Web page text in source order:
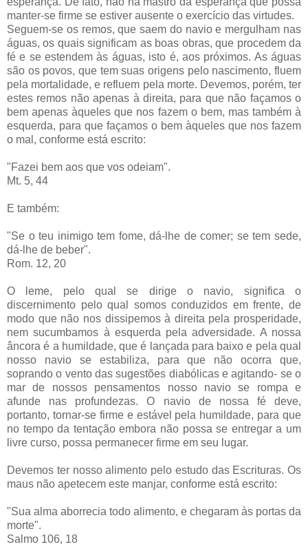
manter-se firme se estiver ausente o exercício das virtudes.
Seguem-se os remos, que saem do navio e mergulham nas
águas, os quais significam as boas obras, que procedem da
fé e se estendem às águas, isto é, aos próximos. As águas
são os povos, que tem suas origens pelo nascimento, fluem
pela mortalidade, e refluem pela morte. Devemos, porém, ter
estes remos não apenas à direita, para que não façamos o
bem apenas àqueles que nos fazem o bem, mas também à
esquerda, para que façamos o bem àqueles que nos fazem
o mal, conforme está escrito:
"Fazei bem aos que vos odeiam".
Mt. 5, 44
E também:
"Se o teu inimigo tem fome, dá-lhe de comer; se tem sede,
dá-lhe de beber".
Rom. 12, 20
O leme, pelo qual se dirige o navio, significa o
discernimento pelo qual somos conduzidos em frente, de
modo que não nos dissipemos à direita pela prosperidade,
nem sucumbamos à esquerda pela adversidade. A nossa
âncora é a humildade, que é lançada para baixo e pela qual
nosso navio se estabiliza, para que não ocorra que,
soprando o vento das sugestões diabólicas e agitando- se o
mar de nossos pensamentos nosso navio se rompa e
afunde nas profundezas. O navio de nossa fé deve,
portanto, tornar-se firme e estável pela humildade, para que
no tempo da tentação embora não possa se entregar a um
livre curso, possa permanecer firme em seu lugar.
Devemos ter nosso alimento pelo estudo das Escrituras. Os
maus não apetecem este manjar, conforme está escrito:
"Sua alma aborrecia todo alimento, e chegaram às portas da
morte".
Salmo 106, 18